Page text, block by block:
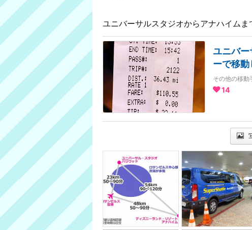
ユニバーサルスタジオからアナハイムま
ユニバー
ーで移
その他の移動
14